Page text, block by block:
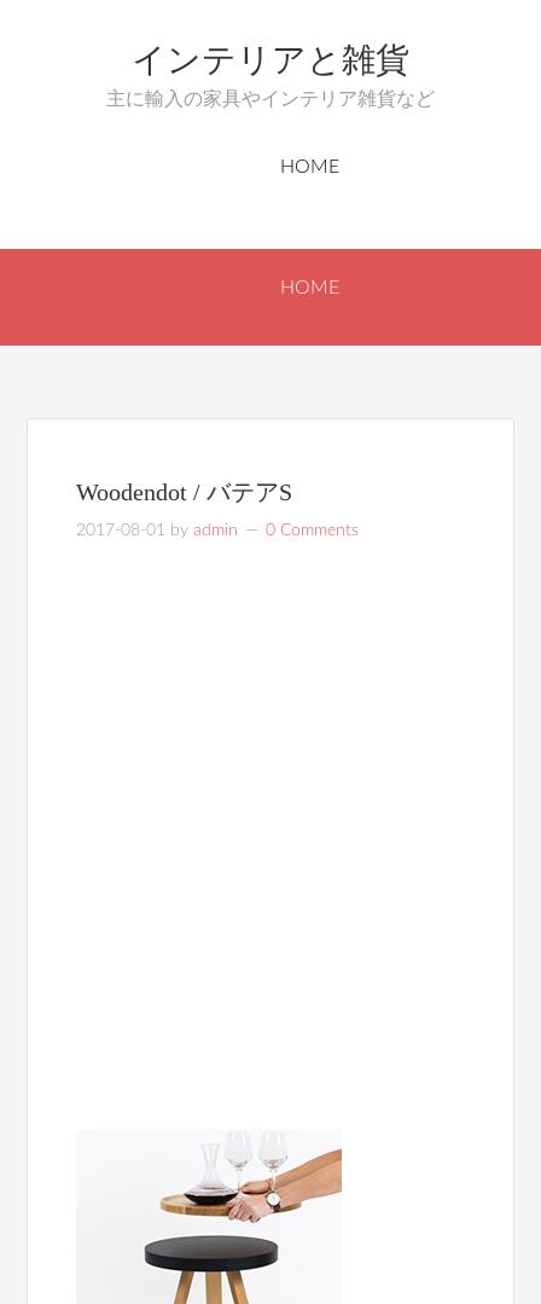
インテリアと雑貨
主に輸入の家具やインテリア雑貨など
HOME
HOME
Woodendot / バテアS
2017-08-01 byadmin 0 Comments